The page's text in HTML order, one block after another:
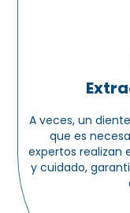
A veces, un
que es
expertos realizan
y cuidado,